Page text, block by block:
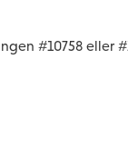
#10758 eller